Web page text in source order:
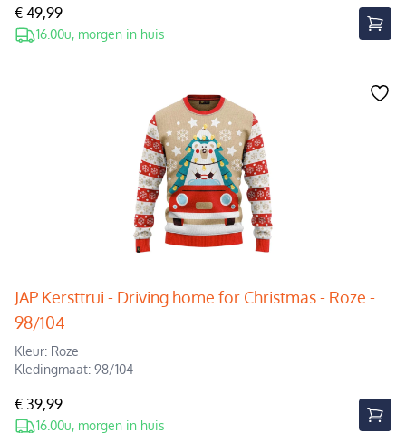
€ 49,99
16.00u, morgen in huis
JAP Kersttrui - Driving home for Christmas - Roze -
98/104
Kleur: Roze
Kledingmaat: 98/104
€ 39,99
16.00u, morgen in huis